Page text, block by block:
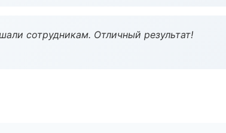
сотрудникам. Отличный результат!